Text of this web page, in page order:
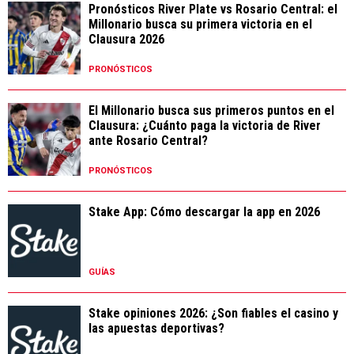
Pronósticos River Plate vs Rosario Central: el
Millonario busca su primera victoria en el
Clausura 2026
PRONÓSTICOS
El Millonario busca sus primeros puntos en el
Clausura: ¿Cuánto paga la victoria de River
ante Rosario Central?
PRONÓSTICOS
Stake App: Cómo descargar la app en 2026
GUÍAS
Stake opiniones 2026: ¿Son fiables el casino y
las apuestas deportivas?